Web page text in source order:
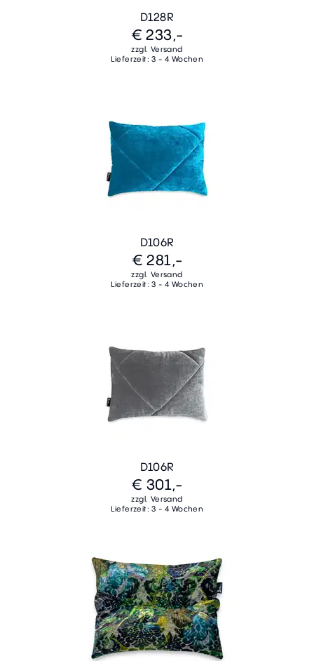
D128R
€ 233,-
zzgl. Versand
Lieferzeit: 3 - 4 Wochen
D106R
€ 281,-
zzgl. Versand
Lieferzeit: 3 - 4 Wochen
D106R
€ 301,-
zzgl. Versand
Lieferzeit: 3 - 4 Wochen